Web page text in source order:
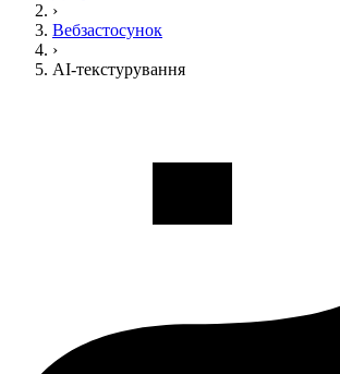
›
Вебзастосунок
›
AI-текстурування